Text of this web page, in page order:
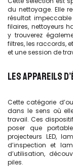
du nettoyage. Elle
résultat
filaires, nettoyeurs
y trouverez
filtres, les raccords,
et une session de
LES APPAREILS
Cette catégorie
dans le sens où
travail. Ces
poser que
projecteurs LED,
d’inspection et
d’utilisation,
piles.